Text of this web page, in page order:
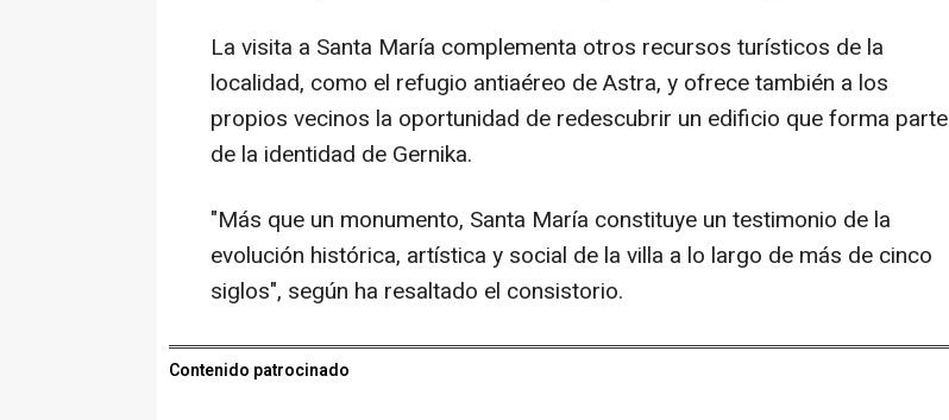
La visita a Santa María complementa otros recursos turísticos de la
localidad, como el refugio antiaéreo de Astra, y ofrece también a los
propios vecinos la oportunidad de redescubrir un edificio que forma parte
de la identidad de Gernika.
"Más que un monumento, Santa María constituye un testimonio de la
evolución histórica, artística y social de la villa a lo largo de más de cinco
siglos", según ha resaltado el consistorio.
Contenido patrocinado